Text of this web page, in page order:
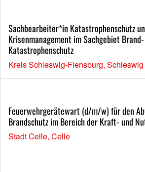
Sachbearbeiter*in Katastrophenschutz
Krisenmanagement im Sachgebiet
Katastrophenschutz
Kreis Schleswig-Flensburg, Schleswig
Feuerwehrgerätewart (d/m/w) für den
Brandschutz im Bereich der Kraft- und
Stadt Celle, Celle